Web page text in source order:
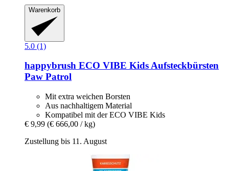
Warenkorb
5.0 (1)
happybrush ECO VIBE Kids Aufsteckbürsten
Paw Patrol
Mit extra weichen Borsten
Aus nachhaltigem Material
Kompatibel mit der ECO VIBE Kids
€ 9,99 (€ 666,00 / kg)
Zustellung bis 11. August